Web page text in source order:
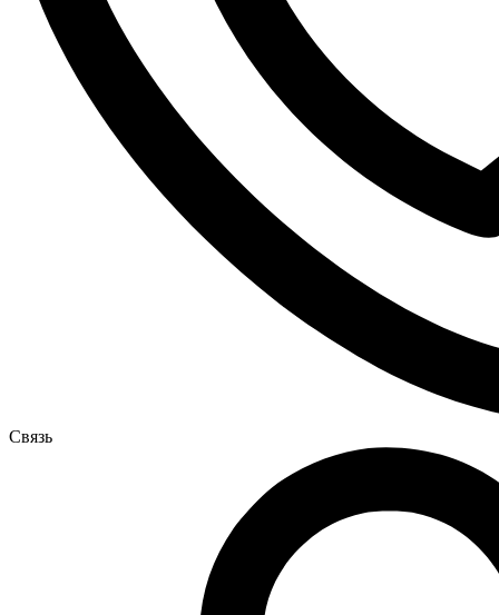
Связь